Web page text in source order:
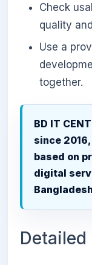
Check
quality
Use a
together.
BD IT
since
based on
digital
Detailed